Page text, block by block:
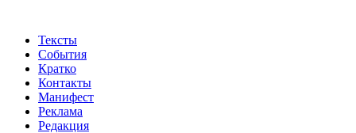
Тексты
События
Кратко
Контакты
Манифест
Реклама
Редакция